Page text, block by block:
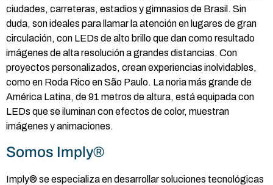
ciudades, carreteras, estadios y gimnasios de Brasil. Sin
duda, son ideales para llamar la atención en lugares de gran
circulación, con LEDs de alto brillo que dan como resultado
imágenes de alta resolución a grandes distancias. Con
proyectos personalizados, crean experiencias inolvidables,
como en Roda Rico en São Paulo. La noria más grande de
América Latina, de 91 metros de altura, está equipada con
LEDs que se iluminan con efectos de color, muestran
imágenes y animaciones.
Somos Imply®
Imply® se especializa en desarrollar soluciones tecnológicas